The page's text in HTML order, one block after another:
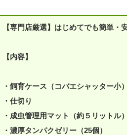
【専門店厳選】はじめてでも簡単・
【内容】
・飼育ケース（コバエシャッター小
・仕切り
・成虫管理用マット（約５リットル）
・濃厚タンパクゼリー（25個）